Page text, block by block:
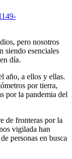
pero nosotros
siendo esenciales
día.
año, a ellos y ellas.
por tierra,
por la pandemia del
de fronteras por la
vigilada han
personas en busca